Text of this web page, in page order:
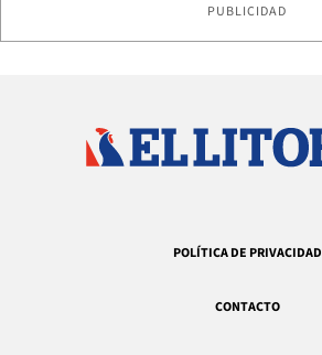
PUBLICIDAD
POLÍTICA DE PRIVACIDAD
CONTACTO